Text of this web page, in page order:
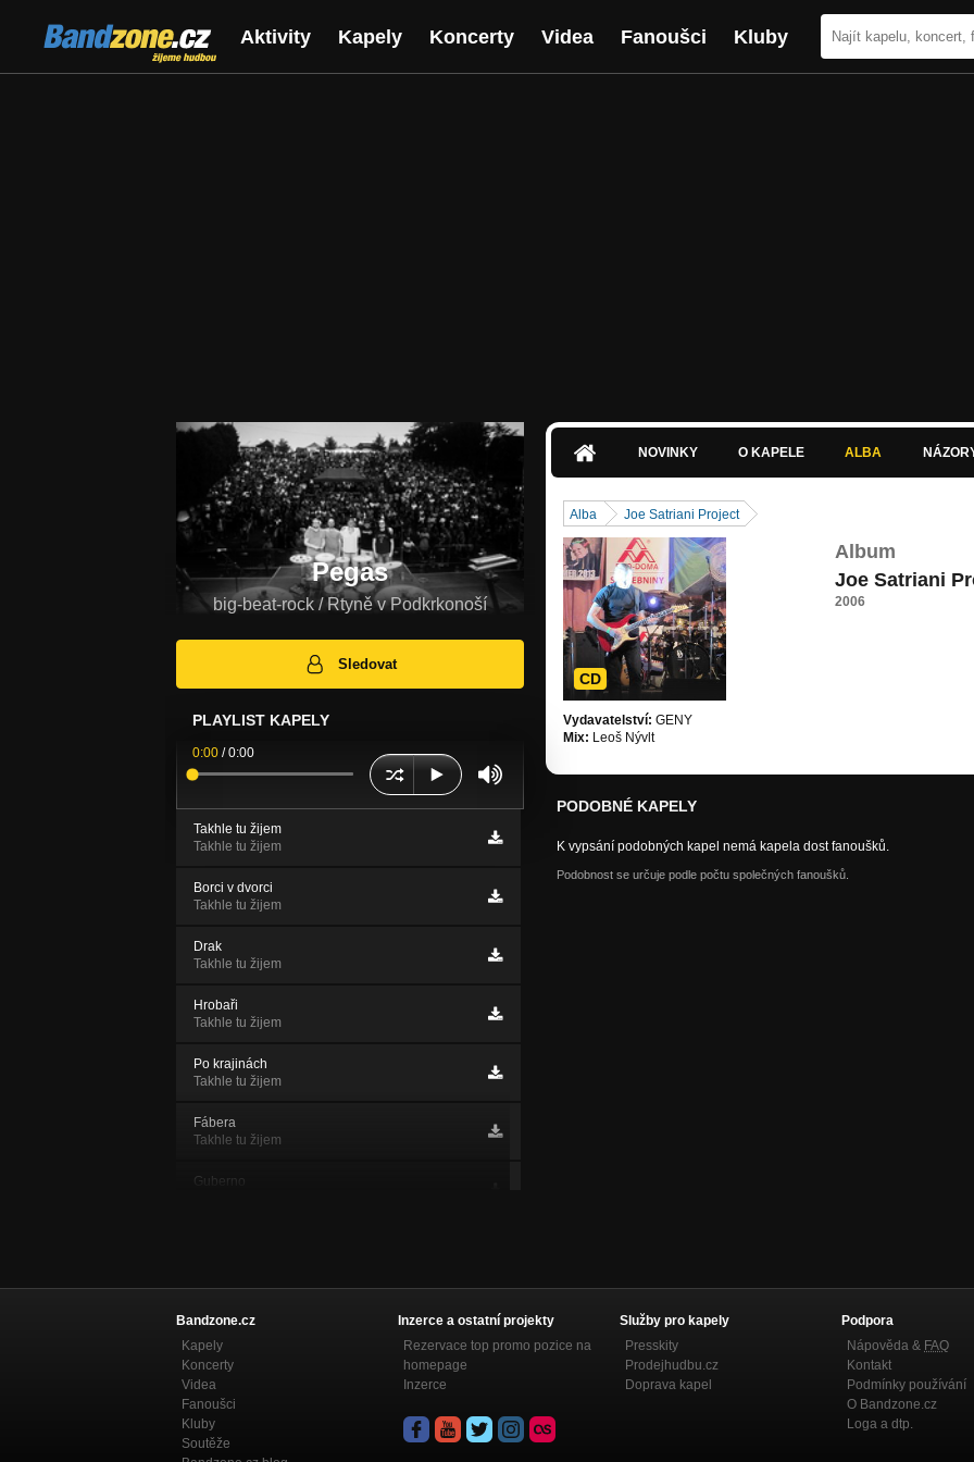
Bandzone.cz
žijeme hudbou
Aktivity Kapely Koncerty Videa Fanoušci Kluby
Pegas
big-beat-rock / Rtyně v Podkrkonoší
Sledovat
PLAYLIST KAPELY
0:00 /0:00
Takhle tu žijem
Takhle tu žijem
Borci v dvorci
Takhle tu žijem
Drak
Takhle tu žijem
Hrobaři
Takhle tu žijem
Po krajinách
Takhle tu žijem
Fábera
Takhle tu žijem
Guberno
Takhle tu žijem
Rumpál
Takhle tu žijem
Kachny
Takhle tu žijem
NOVINKY O KAPELE ALBA
Alba Joe Satriani Project
CD
Vydavatelství: GENY
Mix: Leoš Nývlt
Album
Joe Satriani
2006
PODOBNÉ KAPELY
K vypsání podobných kapel nemá kapela dost fanoušků.
Podobnost se určuje podle počtu společných fanoušků.
Bandzone.cz
Kapely
Koncerty
Videa
Fanoušci
Kluby
Soutěže
Inzerce a ostatní projekty
Rezervace top promo pozice na
homepage
Inzerce
Služby pro kapely
Presskity
Prodejhudbu.cz
Doprava kapel
Podpora
Nápověda & FAQ
Kontakt
Podmínky používání
O Bandzone.cz
Loga a dtp.